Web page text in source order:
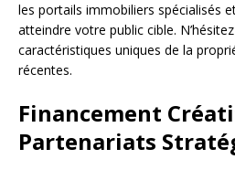
les portails immobiliers spécialisés
atteindre votre public cible.
caractéristiques uniques de la
récentes.
Financement
Partenariats